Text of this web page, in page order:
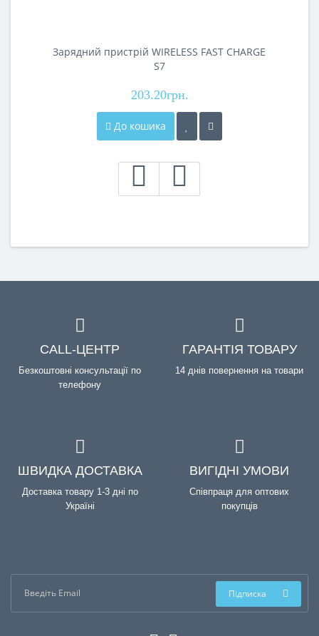
Зарядний пристрій WIRELESS FAST CHARGE
S7
203.20грн.
До кошика
CALL-ЦЕНТР
Безкоштовні консультації по
телефону
ГАРАНТІЯ ТОВАРУ
14 днів повернення на товари
ШВИДКА ДОСТАВКА
Доставка товару 1-3 дні по
Україні
ВИГІДНІ УМОВИ
Співпраця для оптових
покупців
Підписка